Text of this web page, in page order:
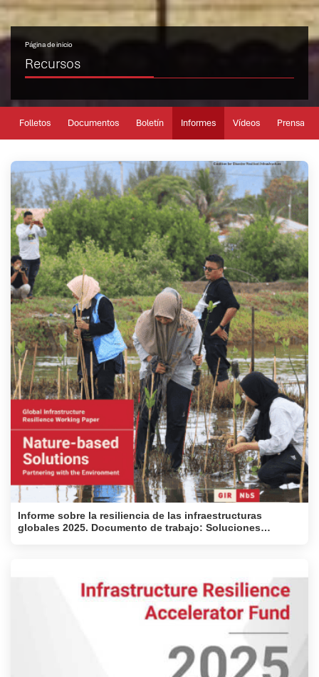
Página de inicio
Recursos
Folletos Documentos Boletín Informes Vídeos Prensa
Informe sobre la resiliencia de las infraestructuras
globales 2025. Documento de trabajo: Soluciones